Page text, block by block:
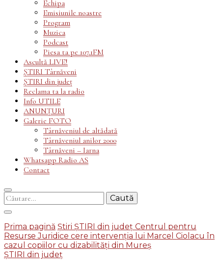
Echipa
Emisiunile noastre
Program
Muzica
Podcast
Piesa ta pe 107.1FM
Ascultă LIVE!
ȘTIRI Târnăveni
ȘTIRI din județ
Reclama ta la radio
Info UTILE
ANUNȚURI
Galerie FOTO
Târnăveniul de altădată
Târnăveniul anilor 2000
Târnăveni – Iarna
Whatsapp Radio AS
Contact
Caută
după:
Prima pagină Știri ȘTIRI din județ Centrul pentru
Resurse Juridice cere intervenția lui Marcel Ciolacu în
cazul copiilor cu dizabilități din Mureș
ȘTIRI din județ